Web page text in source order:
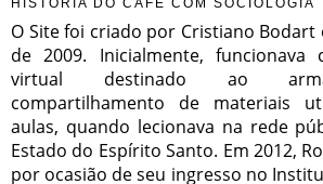
HISTÓRIA DO CAFÉ COM SOCIOLOGIA
O Site foi criado por Cristiano Bodart
de 2009. Inicialmente, funcionava
virtual destinado ao
compartilhamento de materiais
aulas, quando lecionava na rede
Estado do Espírito Santo. Em 2012,
por ocasião de seu ingresso no